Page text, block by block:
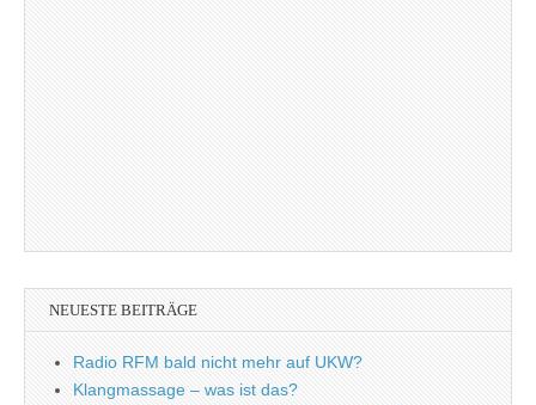
NEUESTE BEITRÄGE
Radio RFM bald nicht mehr auf UKW?
Klangmassage – was ist das?